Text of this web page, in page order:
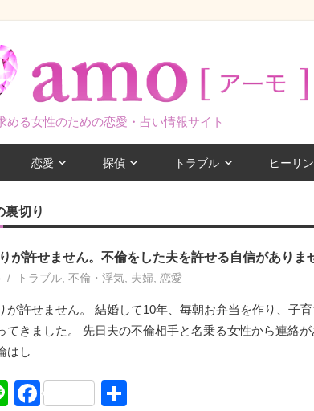
める女性のための恋愛・占い情報サイト
恋愛 探偵 トラブル ヒーリ
裏切り
が許せません。不倫をした夫を許せる自信がありま
トラブル,不倫・浮気, 夫婦,恋愛
が許せません。 結婚して10年、毎朝お弁当を作り、子
てきました。 先日夫の不倫相手と名乗る女性から連絡
はし
LineFacebook